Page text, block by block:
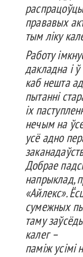
прававых
тымліку
Работу
дакладнаі ў
каб нешта
пытанні
іх
нечымна
усё адно
Добрае
напрыклад,
«Айлекс».
сумежных
таму
калег–
паміж усімі